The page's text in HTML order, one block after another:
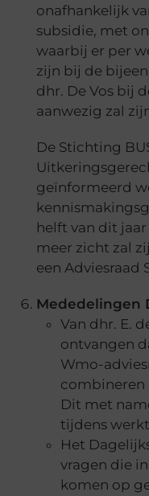
onafhankelijk
subsidie, met
waarbij er per
zijn bij de
dhr. De Vos bij
aanwezig zal
De Stichting
geïnformeerd
helft van dit
meer zicht zal
een Adviesraad
Mededelingen
Van dhr. E.
ontvangen
Wmo-
combineren
Dit met
tijdens
Het
vragen die
komen op